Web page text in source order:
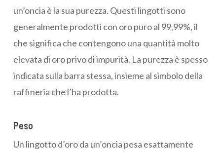
un’oncia è la sua purezza. Questi lingotti sono
generalmente prodotti con oro puro al 99,99%, il
che significa che contengono una quantità molto
elevata di oro privo di impurità. La purezza è spesso
indicata sulla barra stessa, insieme al simbolo della
raffineria che l’ha prodotta.
Peso
Un lingotto d’oro da un’oncia pesa esattamente